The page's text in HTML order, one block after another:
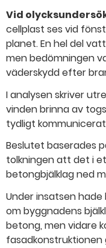
Vid
cellplast ses vid
planet. En hel del
men bedömningen
väderskydd efter
I analysen skriver
vinden brinna av
tydligt
Beslutet baserades
tolkningen att det i
betongbjälklag ned
Under insatsen
om byggnadens
betong, men vidare
fasadkonstruktionen